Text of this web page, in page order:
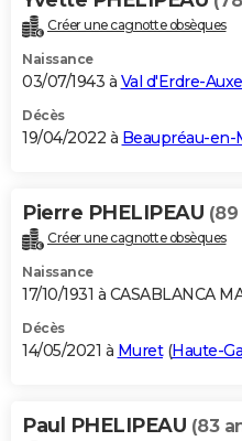
Créer une cagnotte obsèques
Naissance
03/07/1943 à Val d'Erdre-
Décès
19/04/2022 à Beaupréau-en-
Pierre PHELIPEAU (89
Créer une cagnotte obsèques
Naissance
17/10/1931 à CASABLANCA
Décès
14/05/2021 à Muret(Haute-
Paul PHELIPEAU (83